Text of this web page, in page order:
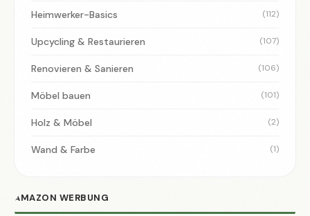
Heimwerker-Basics (112)
Upcycling & Restaurieren (107)
Renovieren & Sanieren (106)
Möbel bauen (101)
Holz & Möbel (2)
Wand & Farbe (1)
AMAZON WERBUNG